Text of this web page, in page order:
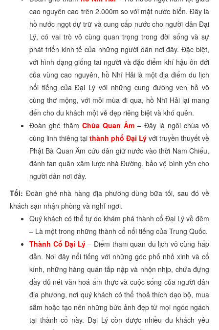
cao nguyên cao trên 2.000m so với mặt nước biển. Đây là
hồ nước ngọt dự trữ và cung cấp nước cho người dân Đại
Lý, có vai trò vô cùng quan trọng trong đời sống và sự
phát triển kinh tế của những người dân nơi đây. Đặc biệt,
với hình dạng giống tai người và đặc điểm khí hậu ôn đới
của vùng cao nguyên, hồ Nhĩ Hải là một địa điểm du lịch
nổi tiếng của Đại Lý với những cung đường ven hồ vô
cùng thơ mộng, với mỗi mùa đi qua, hồ Nhĩ Hải lại mang
đến cho du khách một vẻ đẹp riêng biệt và khó quên.
Đoàn ghé thăm Chùa Quan Âm – Đây là ngôi chùa vô
cùng linh thiêng tại thành phố Đại Lý với truyền thuyết về
Phật Bà Quan Âm cứu dân giữ nước vào thời Nam Chiếu,
đánh tan quân xâm lược nhà Đường, bảo vệ bình yên cho
người dân nơi đây.
Tối: Đoàn ghé nhà hàng địa phương dùng bữa tối, sau đó về
khách sạn nhận phòng và nghỉ ngơi.
Quý khách có thể tự do khám phá thành cổ Đại Lý về đêm
– Là một trong những thành cổ nổi tiếng của Trung Quốc.
Thành Cổ Đại Lý– Điểm tham quan du lịch vô cùng hấp
dẫn. Nơi đây nổi tiếng với những góc phố nhỏ xinh và cổ
kính, những hàng quán tấp nập và nhộn nhịp, chứa đựng
đầy đủ nét văn hoá ẩm thực và cuộc sống của người dân
địa phương, nơi quý khách có thể thoả thích dạo bộ, mua
sắm hoặc tạo nên những bức ảnh đẹp từ mọi ngóc ngách
tại thành cổ này. Đại Lý còn được nhiều du khách yêu